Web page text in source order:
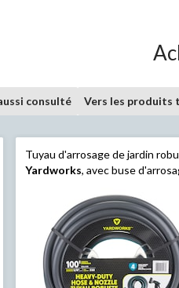
consulté Vers les produits
Tuyau d'arrosage de jardin
Yardworks, avec buse